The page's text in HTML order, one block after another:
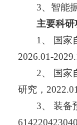
3、智能
主要科研
1、 国家
2026.01-
2、 国家
研究，
3、 装备